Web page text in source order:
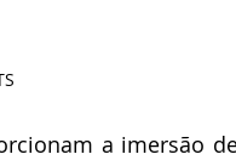
a imersão